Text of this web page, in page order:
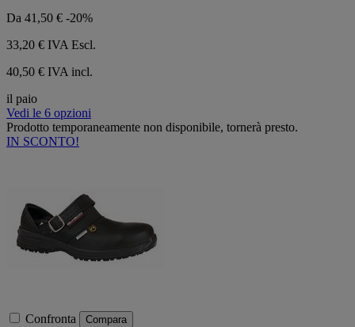
Da 41,50 € -20%
33,20 € IVA Escl.
40,50 € IVA incl.
il paio
Vedi le 6 opzioni
Prodotto temporaneamente non disponibile, tornerà presto.
IN SCONTO!
Confronta Compara